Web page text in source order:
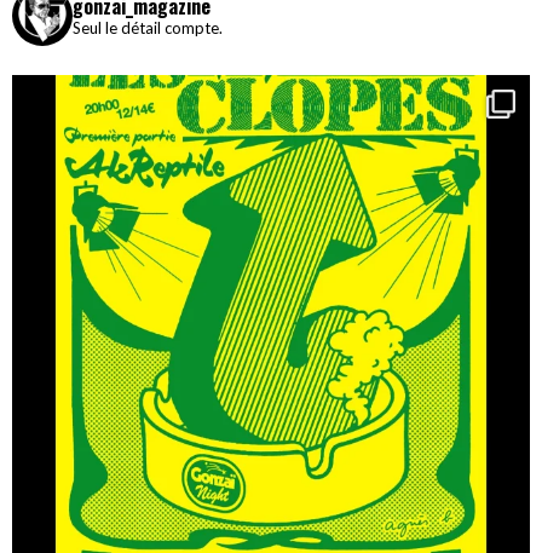
gonzai_magazine
Seul le détail compte.